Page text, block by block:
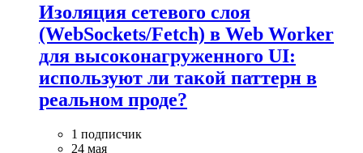
Изоляция сетевого слоя
(WebSockets/Fetch) в Web Worker
для высоконагруженного UI:
используют ли такой паттерн в
реальном проде?
1 подписчик
24 мая